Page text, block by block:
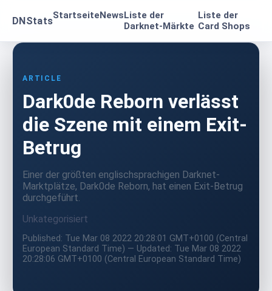
DNStatsStartseiteNewsListe der
Darknet-Märkte
Liste der
Card Shops
ARTICLE
Dark0de Reborn verlässt
die Szene mit einem Exit-
Betrug
Einer der größten englischsprachigen Darknet-
Marktplätze, Dark0de Reborn, hat einen Exit-Betrug
durchgeführt.
Unkategorisiert
Published: Tue Mar 08 2022 20:28:01 GMT+0100 (Central
European Standard Time) — Updated: Tue Mar 08 2022
20:28:06 GMT+0100 (Central European Standard Time)